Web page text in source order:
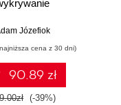
Tryb
komercyjna
komercyjna
Józefiok
cena z 30 dni)
90.89 zł
(-39%)